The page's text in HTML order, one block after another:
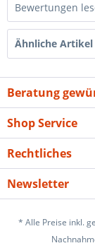
Bewertungen
Ähnliche Artikel
Beratung
Shop Service
Rechtliches
Newsletter
* Alle Preise inkl.